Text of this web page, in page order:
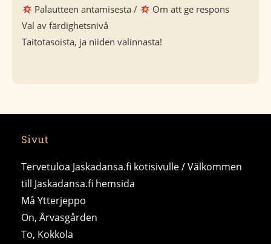
Palautteen antamisesta /
Om att ge respons
Val av färdighetsnivå
Taitotasoista, ja niiden valinnasta!
Sivut
Tervetuloa Jaskadansa.fi kotisivulle / Välkommen
till Jaskadansa.fi hemsida
Må Ytterjeppo
On, Årvasgården
To, Kokkola